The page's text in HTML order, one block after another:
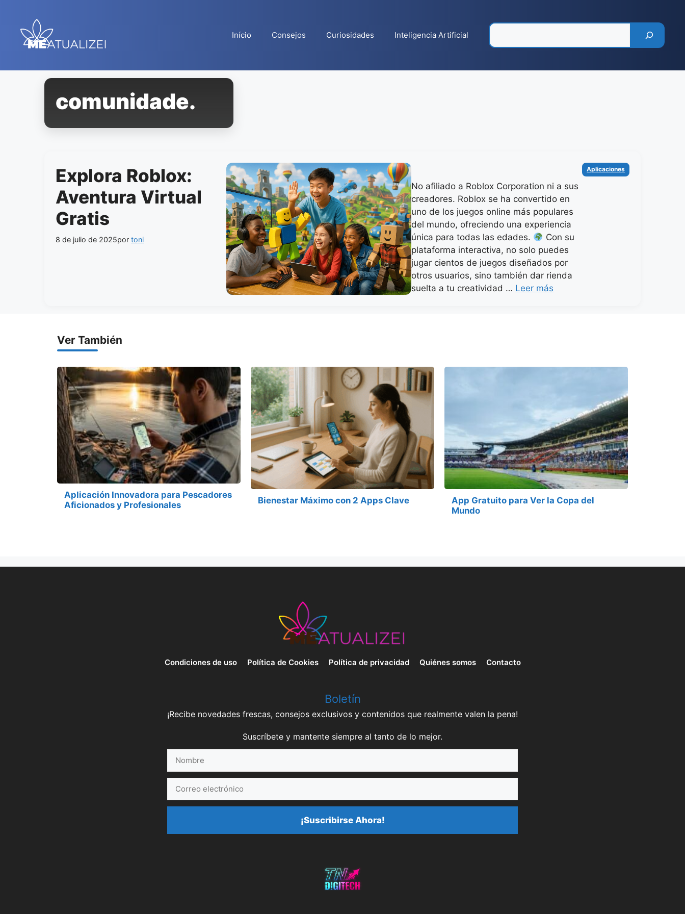
contenido
Início Consejos Curiosidades Inteligencia Artificial
comunidade.
Explora Roblox:
Aventura Virtual
Gratis
8 de julio de 2025por toni
No afiliado a Roblox Corporation ni a sus
creadores. Roblox se ha convertido en
uno de los juegos online más populares
del mundo, ofreciendo una experiencia
única para todas las edades.
Con su
plataforma interactiva, no solo puedes
jugar cientos de juegos diseñados por
otros usuarios, sino también dar rienda
suelta a tu creatividad … Leer más
Categorías
Aplicaciones
Ver También
Aplicación Innovadora para Pescadores
Aficionados y Profesionales
Bienestar Máximo con 2 Apps Clave
App Gratuito para Ver la Copa del
Mundo
Condiciones de uso Política de Cookies Política de privacidad Quiénes somos Contacto
Boletín
¡Recibe novedades frescas, consejos exclusivos y contenidos que realmente valen la pena!
Suscríbete y mantente siempre al tanto de lo mejor.
electrónico
¡Suscribirse Ahora!